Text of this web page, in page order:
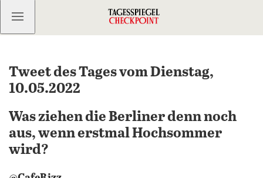
Kostenlos anmelden
Tweet des Tages vom Dienstag,
10.05.2022
Was ziehen die Berliner denn noch
aus, wenn erstmal Hochsommer
wird?